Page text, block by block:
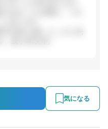
残り447文字)
気になる